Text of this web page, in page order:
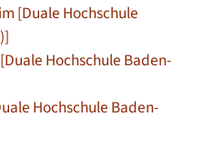
[Duale Hochschule
Hochschule Baden-
Hochschule Baden-